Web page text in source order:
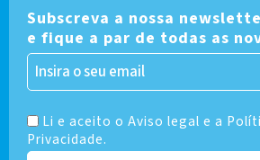
Subscreva a nossa
e fique a par de todas as
Li e aceito o Aviso legal e a
Privacidade.